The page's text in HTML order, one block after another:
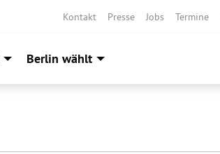
Kontakt Presse Jobs Termine
Berlin wählt